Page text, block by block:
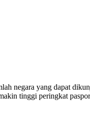
negara yang dapat
tinggi peringkat